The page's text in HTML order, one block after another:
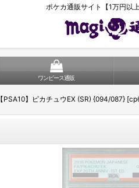
ポケカ通販サイト【1万円以
ワンピース通販
【PSA10】ピカチュウEX (SR) {094/087}